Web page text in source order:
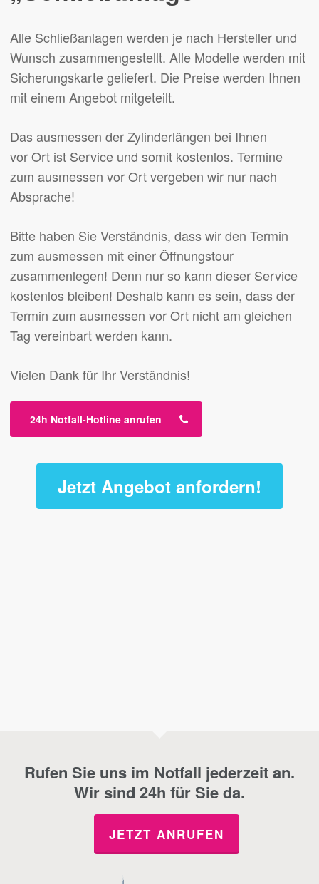
Alle Schließanlagen werden je nach Hersteller und
Wunsch zusammengestellt. Alle Modelle werden mit
Sicherungskarte geliefert. Die Preise werden Ihnen
mit einem Angebot mitgeteilt.
Das ausmessen der Zylinderlängen bei Ihnen
vor Ort ist Service und somit kostenlos. Termine
zum ausmessen vor Ort vergeben wir nur nach
Absprache!
Bitte haben Sie Verständnis, dass wir den Termin
zum ausmessen mit einer Öffnungstour
zusammenlegen! Denn nur so kann dieser Service
kostenlos bleiben! Deshalb kann es sein, dass der
Termin zum ausmessen vor Ort nicht am gleichen
Tag vereinbart werden kann.
Vielen Dank für Ihr Verständnis!
24h Notfall-Hotline anrufen
Jetzt Angebot anfordern!
Rufen Sie uns im Notfall jederzeit an.
Wir sind 24h für Sie da.
JETZT ANRUFEN